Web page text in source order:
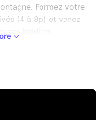
Formez votre
(4 à 8p) et venez
inédites,